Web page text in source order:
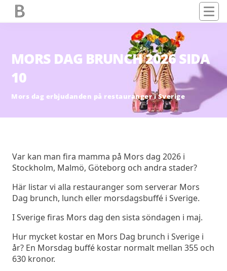
MORS DAG BRUNCH 2026 SIDA
10
Mors dag erbjudanden på restauranger i Sverige
Var kan man fira mamma på Mors dag 2026 i
Stockholm, Malmö, Göteborg och andra stader?
Här listar vi alla restauranger som serverar Mors
Dag brunch, lunch eller morsdagsbuffé i Sverige.
I Sverige firas Mors dag den sista söndagen i maj.
Hur mycket kostar en Mors Dag brunch i Sverige i
år? En Morsdag buffé kostar normalt mellan 355 och
630 kronor.